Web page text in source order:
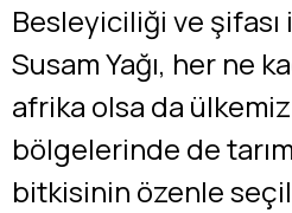
Besleyiciliği ve
Susam Yağı, her ne
afrika olsa da
bölgelerinde de
bitkisinin özenle